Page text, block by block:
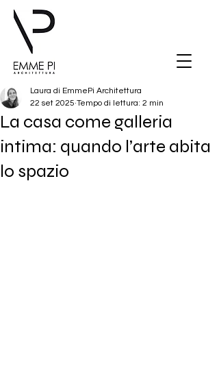
La casa come galleria
intima: quando l’arte abita
lo spazio
Laura di EmmePi Architettura
22 set 2025 Tempo di lettura: 2 min